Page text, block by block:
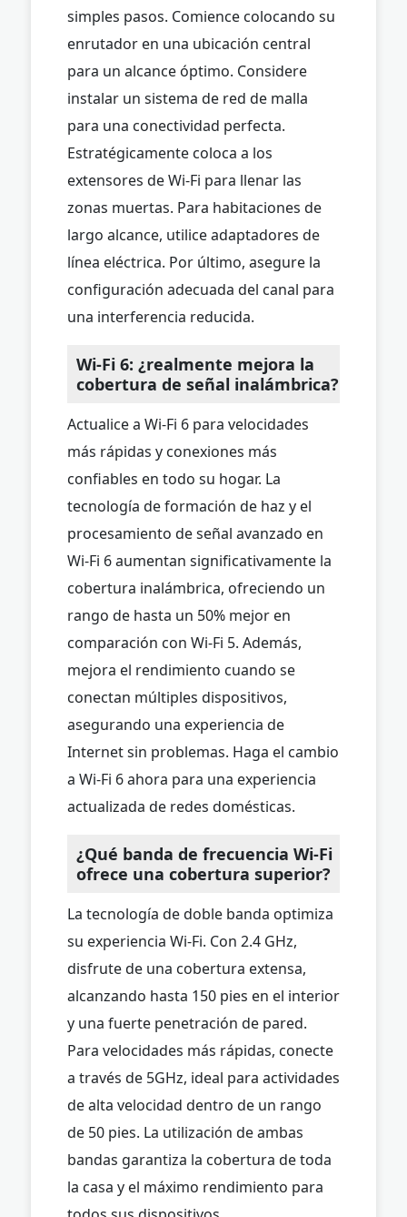
simples pasos. Comience colocando su
enrutador en una ubicación central
para un alcance óptimo. Considere
instalar un sistema de red de malla
para una conectividad perfecta.
Estratégicamente coloca a los
extensores de Wi-Fi para llenar las
zonas muertas. Para habitaciones de
largo alcance, utilice adaptadores de
línea eléctrica. Por último, asegure la
configuración adecuada del canal para
una interferencia reducida.
Wi-Fi 6: ¿realmente mejora la
cobertura de señal inalámbrica?
Actualice a Wi-Fi 6 para velocidades
más rápidas y conexiones más
confiables en todo su hogar. La
tecnología de formación de haz y el
procesamiento de señal avanzado en
Wi-Fi 6 aumentan significativamente la
cobertura inalámbrica, ofreciendo un
rango de hasta un 50% mejor en
comparación con Wi-Fi 5. Además,
mejora el rendimiento cuando se
conectan múltiples dispositivos,
asegurando una experiencia de
Internet sin problemas. Haga el cambio
a Wi-Fi 6 ahora para una experiencia
actualizada de redes domésticas.
¿Qué banda de frecuencia Wi-Fi
ofrece una cobertura superior?
La tecnología de doble banda optimiza
su experiencia Wi-Fi. Con 2.4 GHz,
disfrute de una cobertura extensa,
alcanzando hasta 150 pies en el interior
y una fuerte penetración de pared.
Para velocidades más rápidas, conecte
a través de 5GHz, ideal para actividades
de alta velocidad dentro de un rango
de 50 pies. La utilización de ambas
bandas garantiza la cobertura de toda
la casa y el máximo rendimiento para